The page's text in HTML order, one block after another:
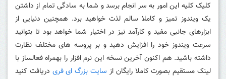
کلیک کلیه این امور به سر انجام برسد و شما به سادگی تمام از داشتن
یک ویندوز تمیز و کاملا سالم لذت خواهید برد. همچنین دنیایی از
ابزارهای جانبی مفید و کارآمد نیز در اختیار شما خواهد بود تا بتوانید
سرعت ویندوز خود را افزایش دهید و بر پروسه های مختلف نظارت
داشته باشید. هم اکنون آخرین نسخه این نرم افزار را بهمراه فعالساز با
لینک مستقیم بصورت کاملا رایگان از سایت بزرگ ای فری دریافت کنید